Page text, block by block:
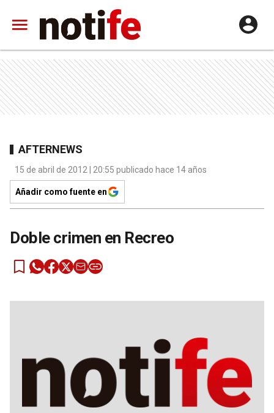
AFTERNEWS
15 de abril de 2012 | 20:55 publicado hace 14 años
Añadir como fuente en
Doble crimen en Recreo